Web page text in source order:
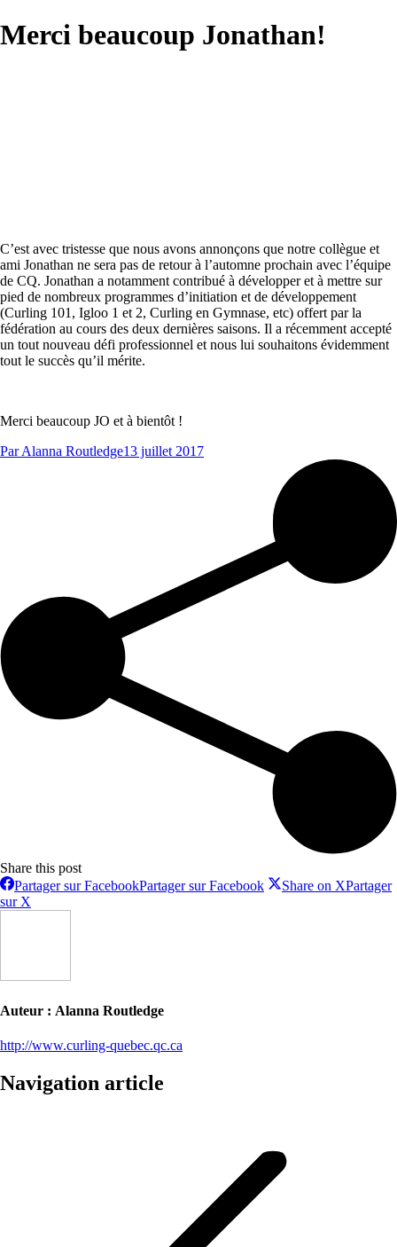
Merci beaucoup Jonathan!
C’est avec tristesse que nous avons annonçons que notre collègue et
ami Jonathan ne sera pas de retour à l’automne prochain avec l’équipe
de CQ. Jonathan a notamment contribué à développer et à mettre sur
pied de nombreux programmes d’initiation et de développement
(Curling 101, Igloo 1 et 2, Curling en Gymnase, etc) offert par la
fédération au cours des deux dernières saisons. Il a récemment accepté
un tout nouveau défi professionnel et nous lui souhaitons évidemment
tout le succès qu’il mérite.
Merci beaucoup JO et à bientôt !
ParAlanna Routledge13 juillet 2017
Share this post
Partager sur FacebookPartager sur Facebook Share on XPartager
sur X
Auteur : Alanna Routledge
http://www.curling-quebec.qc.ca
Navigation article